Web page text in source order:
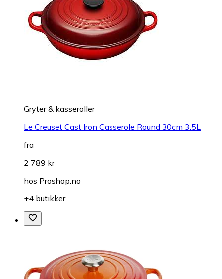
Gryter & kasseroller
Le Creuset Cast Iron Casserole Round 30cm 3.5L
fra
2 789 kr
hos Proshop.no
+4 butikker